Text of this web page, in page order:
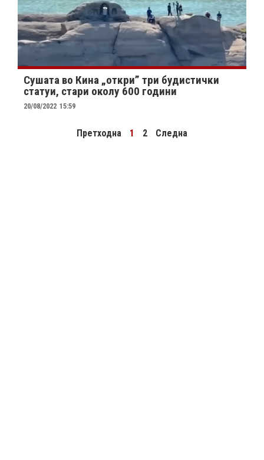
Сушата во Кина „откри” три будистички
статуи, стари околу 600 години
20/08/2022 15:59
Претходна 1 2 Следна